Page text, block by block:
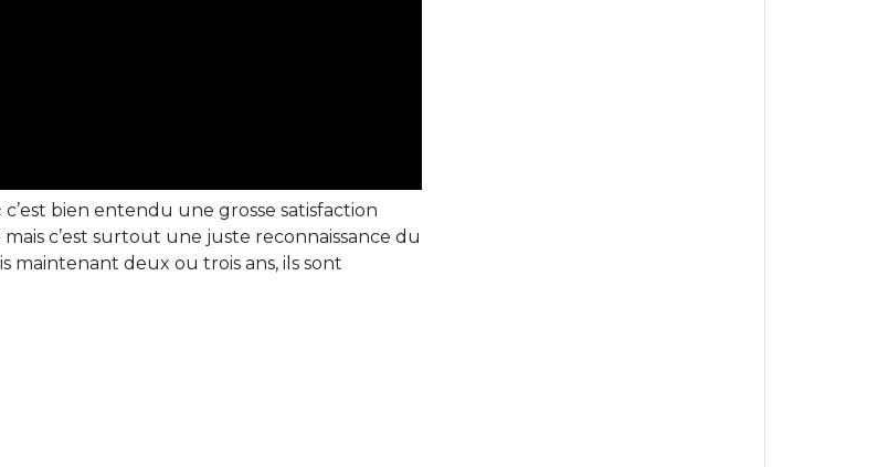
bien entendu une grosse satisfaction
c’est surtout une juste reconnaissance du
maintenant deux ou trois ans, ils sont